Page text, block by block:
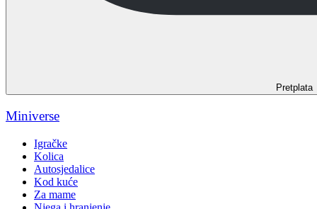
Pretplata
Miniverse
Igračke
Kolica
Autosjedalice
Kod kuće
Za mame